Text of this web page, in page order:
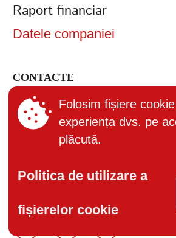
Raport financiar
Datele companiei
CONTACTE
+373 (22) 895-600
office@bucuria.md
Chisinau, str. Columna, 162
Folosim fișiere
experiența dvs. pe
plăcută.
Politica de utilizare a
fișierelor cookie